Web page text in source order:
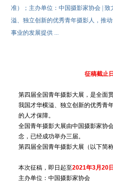
准）；主办单位：中国摄影家协会 |
溢、独立创新的优秀青年摄影人，推
事业的发展提供 ...
征稿截止
第四届全国青年摄影大展，是全面
我国才华横溢、独立创新的优秀青
的人才保障。
全国青年摄影大展由中国摄影家协
念，已经成功举办三届。
第四届全国青年摄影大展（以下简
本次征稿，即日起至2021年3月20
主办单位：中国摄影家协会